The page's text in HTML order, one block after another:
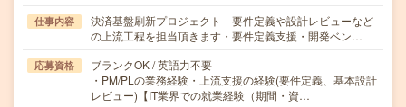
仕事内容
決済基盤刷新プロジェクト 要件定義や設計レビューなど
の上流工程を担当頂きます・要件定義支援・開発ベン…
応募資格
ブランクOK / 英語力不要
・PM/PLの業務経験・上流支援の経験(要件定義、基本設計
レビュー)【IT業界での就業経験（期間・資…